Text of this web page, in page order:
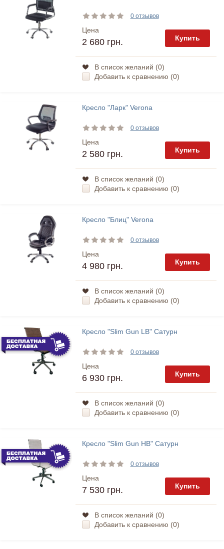
0 отзывов
Цена
2 680 грн. Купить
В список желаний (0)
Добавить к сравнению (0)
Кресло "Ларк" Verona
0 отзывов
Цена
2 580 грн. Купить
В список желаний (0)
Добавить к сравнению (0)
Кресло "Блиц" Verona
0 отзывов
Цена
4 980 грн. Купить
В список желаний (0)
Добавить к сравнению (0)
Кресло "Slim Gun LB" Сатурн
0 отзывов
Цена
6 930 грн. Купить
В список желаний (0)
Добавить к сравнению (0)
Кресло "Slim Gun HB" Сатурн
0 отзывов
Цена
7 530 грн. Купить
В список желаний (0)
Добавить к сравнению (0)